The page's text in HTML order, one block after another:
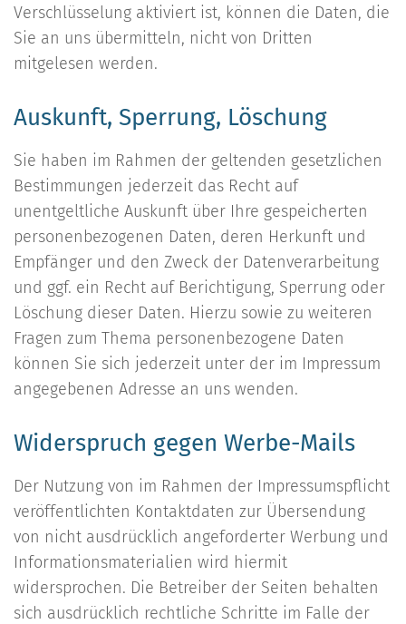
Verschlüsselung aktiviert ist, können die Daten, die
Sie an uns übermitteln, nicht von Dritten
mitgelesen werden.
Auskunft, Sperrung, Löschung
Sie haben im Rahmen der geltenden gesetzlichen
Bestimmungen jederzeit das Recht auf
unentgeltliche Auskunft über Ihre gespeicherten
personenbezogenen Daten, deren Herkunft und
Empfänger und den Zweck der Datenverarbeitung
und ggf. ein Recht auf Berichtigung, Sperrung oder
Löschung dieser Daten. Hierzu sowie zu weiteren
Fragen zum Thema personenbezogene Daten
können Sie sich jederzeit unter der im Impressum
angegebenen Adresse an uns wenden.
Widerspruch gegen Werbe-Mails
Der Nutzung von im Rahmen der Impressumspflicht
veröffentlichten Kontaktdaten zur Übersendung
von nicht ausdrücklich angeforderter Werbung und
Informationsmaterialien wird hiermit
widersprochen. Die Betreiber der Seiten behalten
sich ausdrücklich rechtliche Schritte im Falle der